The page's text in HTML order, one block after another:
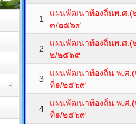
1
แผนพัฒนาท้องถิ่นพ.ศ
๓/๒๕๖๙
2
แผนพัฒนาท้องถิ่นพ.ศ
๒/๒๕๖๙
3
แผนพัฒนาท้องถิ่น พ.ศ
ที่๑/๒๕๖๙
4
แผนพัฒนาท้องถิ่น พ.ศ
ที่๑/๒๕๖๙